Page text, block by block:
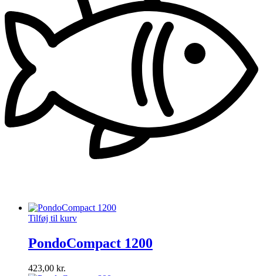
Tilføj til kurv
PondoCompact 1200
423,00 kr.